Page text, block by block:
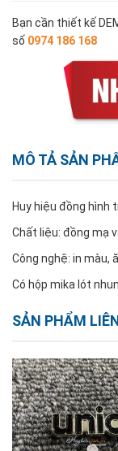
Bạn cần thiết kế
số 0974 186 168
MÔ TẢ SẢN
Huy hiệu đồng hình
Chất liệu: đồng mạ
Công nghệ: in màu,
Có hộp mika lót
SẢN PHẨM